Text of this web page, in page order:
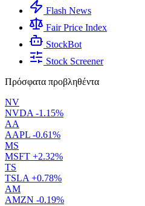
Flash News
Fair Price Index
StockBot
Stock Screener
Πρόσφατα προβληθέντα
NV
NVDA -1.15%
AA
AAPL -0.61%
MS
MSFT +2.32%
TS
TSLA +0.78%
AM
AMZN -0.19%